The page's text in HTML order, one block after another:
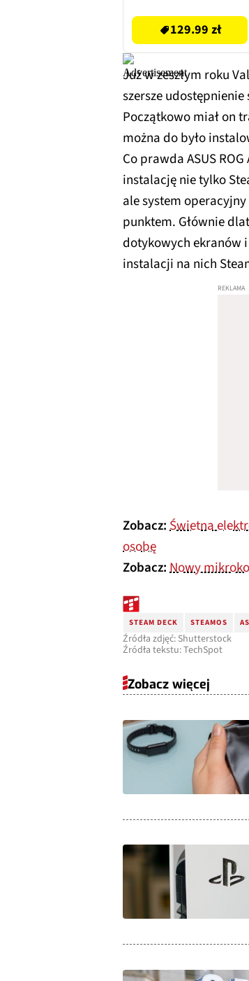
129.99 zł
Już w zeszłym roku
szersze
Początkowo miał on
można do było
Co prawda ASUS
instalację nie tylko
ale system
punktem. Głównie
dotykowych ekranów
instalacji na nich
Zobacz:Świetna
osobę
Zobacz:Nowy
STEAM DECK STEAMOS
Źródła zdjęć: Shutterstock
Źródła tekstu: TechSpot
Zobacz więcej